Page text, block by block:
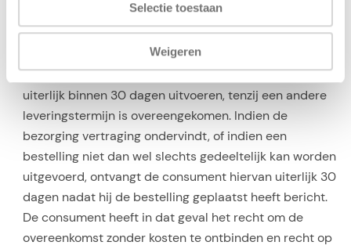
Selectie toestaan
Weigeren
consument aan POMZ B.V. kenbaar heeft gemaakt.
Met inachtneming van hetgeen hierover in artikel 4 van
deze algemene voorwaarden is vermeld, zal POMZ B.V.
geaccepteerde bestellingen met bekwame spoed doch
uiterlijk binnen 30 dagen uitvoeren, tenzij een andere
leveringstermijn is overeengekomen. Indien de
bezorging vertraging ondervindt, of indien een
bestelling niet dan wel slechts gedeeltelijk kan worden
uitgevoerd, ontvangt de consument hiervan uiterlijk 30
dagen nadat hij de bestelling geplaatst heeft bericht.
De consument heeft in dat geval het recht om de
overeenkomst zonder kosten te ontbinden en recht op